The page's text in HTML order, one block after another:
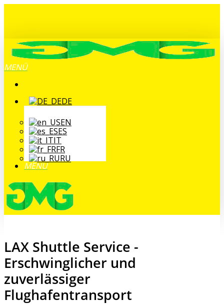
MENÜ
DE
EN
ES
IT
FR
RU
MENÜ
LAX Shuttle Service -
Erschwinglicher und
zuverlässiger
Flughafentransport